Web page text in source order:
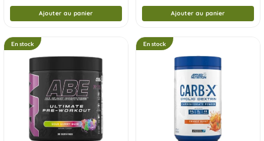
Ajouter au panier Ajouter au panier
En stock En stock